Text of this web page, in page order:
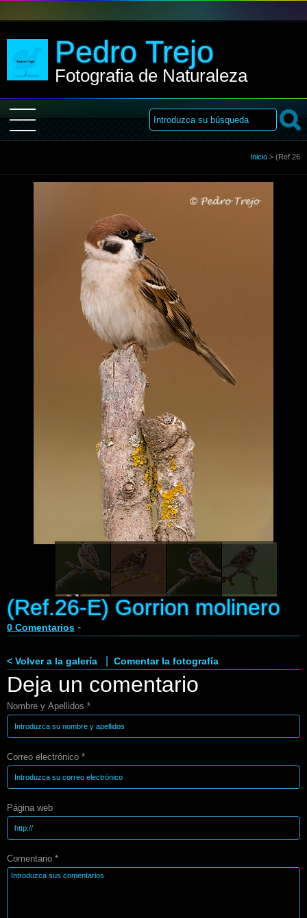
Pedro Trejo
Fotografia de Naturaleza
Libro de visitas
Inicio > (Ref.26
(Ref.26-E) Gorrion molinero
0 Comentarios -
< Volver a la galería Comentar la fotografía
Deja un comentario
Nombre y Apellidos *
Correo electrónico *
Página web
Comentario *